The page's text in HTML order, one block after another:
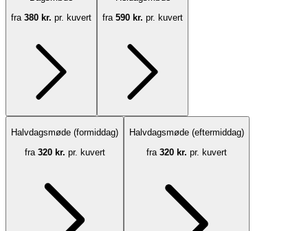
fra 380 kr. pr. kuvert
fra 590 kr. pr. kuvert
Halvdagsmøde (formiddag)
fra 320 kr. pr. kuvert
Halvdagsmøde (eftermiddag)
fra 320 kr. pr. kuvert